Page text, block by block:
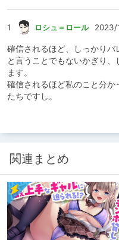
1 ロシュ＝ロール 2023/
確信されるほど、しっかりバ
と言うことでもないかぎり
ます。
確信されるほど私のこと分か
たちですし。
関連まとめ